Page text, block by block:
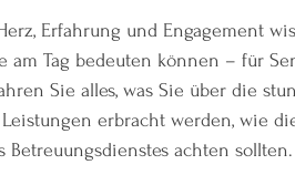
Erfahrung und Engagement
am Tag bedeuten können – für
Sie alles, was Sie über die
erbracht werden, wie
Betreuungsdienstes achten sollten.